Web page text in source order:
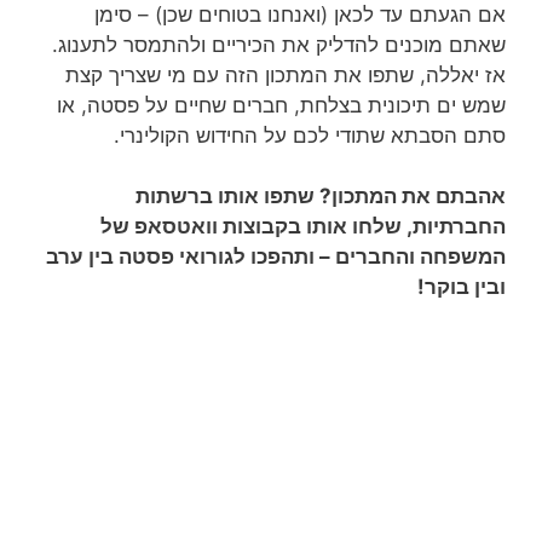
אם הגעתם עד לכאן (ואנחנו בטוחים שכן) – סימן
שאתם מוכנים להדליק את הכיריים ולהתמסר לתענוג.
אז יאללה, שתפו את המתכון הזה עם מי שצריך קצת
שמש ים תיכונית בצלחת, חברים שחיים על פסטה, או
סתם הסבתא שתודי לכם על החידוש הקולינרי.
אהבתם את המתכון? שתפו אותו ברשתות
החברתיות, שלחו אותו בקבוצות וואטסאפ של
המשפחה והחברים – ותהפכו לגורואי פסטה בין ערב
ובין בוקר!